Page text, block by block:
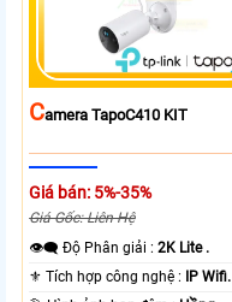
CAmera TapoC410 KIT
Giá bán: 5%-35%
Giá Gốc: Liên Hệ
👁️‍🗨 Độ Phân giải :2K Lite .
⚜️ Tích hợp công nghệ : IP Wifi.